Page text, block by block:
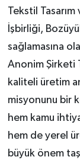
Tekstil
İşbirliği,
sağlamasına
Anonim Şirketi
kaliteli üretim
misyonunu bir
hem kamu
hem de yerel
büyük önem